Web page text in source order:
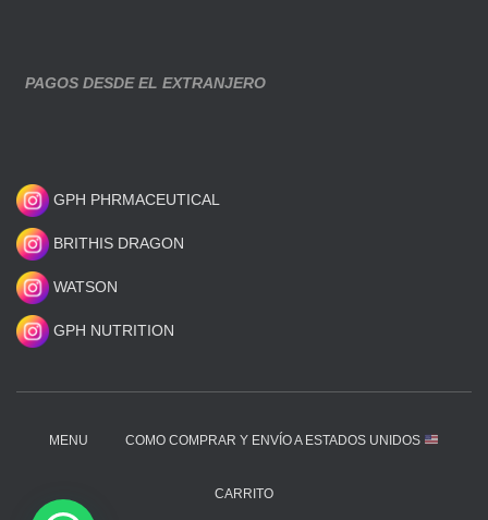
PAGOS DESDE EL EXTRANJERO
GPH PHRMACEUTICAL
BRITHIS DRAGON
WATSON
GPH NUTRITION
MENU COMO COMPRAR Y ENVÍO A ESTADOS UNIDOS
CARRITO